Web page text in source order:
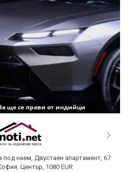
ще се прави от индийци
под наем, Двустаен апартамент, 67
Център, 1080 EUR